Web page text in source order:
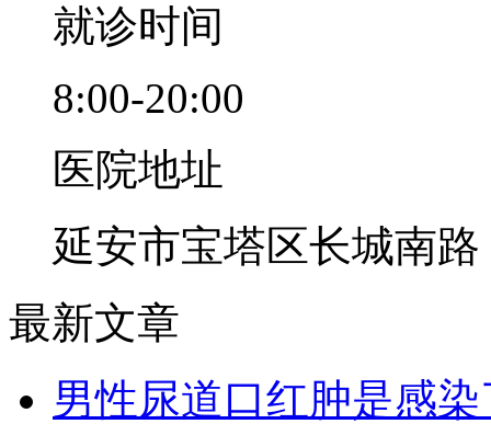
就诊时间
8:00-20:00
医院地址
延安市宝塔区长城南路
最新文章
男性尿道口红肿是感